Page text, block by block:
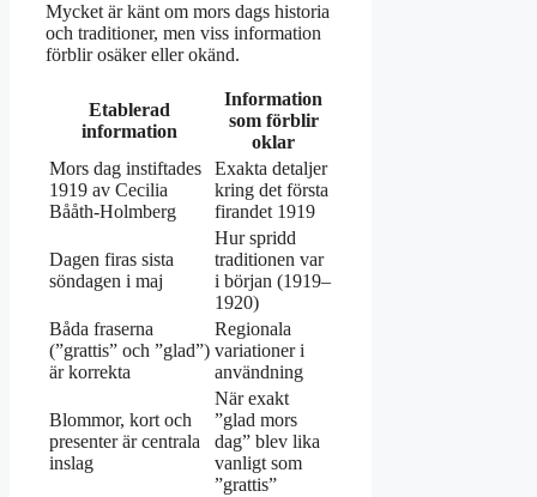
Mycket är känt om mors dags historia
och traditioner, men viss information
förblir osäker eller okänd.
Etablerad
information
Information
som förblir
oklar
Mors dag instiftades
1919 av Cecilia
Bååth-Holmberg
Exakta detaljer
kring det första
firandet 1919
Dagen firas sista
söndagen i maj
Hur spridd
traditionen var
i början (1919–
1920)
Båda fraserna
(”grattis” och ”glad”)
är korrekta
Regionala
variationer i
användning
Blommor, kort och
presenter är centrala
inslag
När exakt
”glad mors
dag” blev lika
vanligt som
”grattis”